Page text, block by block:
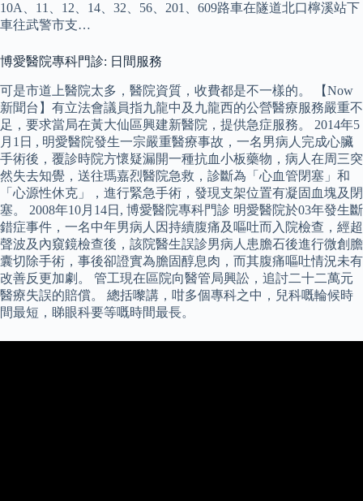
10A、11、12、14、32、56、201、609路車在隧道北口檸溪站下
車往武警市支…
博愛醫院專科門診: 日間服務
可是市道上醫院太多，醫院資質，收費都是不一樣的。 【Now
新聞台】有立法會議員指九龍中及九龍西的公營醫療服務嚴重不
足，要求當局在黃大仙區興建新醫院，提供急症服務。 2014年5
月1日 , 明愛醫院發生一宗嚴重醫療事故，一名男病人完成心臟
手術後，覆診時院方懷疑漏開一種抗血小板藥物，病人在周三突
然失去知覺，送往瑪嘉烈醫院急救，診斷為「心血管閉塞」和
「心源性休克」，進行緊急手術，發現支架位置有凝固血塊及閉
塞。 2008年10月14日, 博愛醫院專科門診 明愛醫院於03年發生斷
錯症事件，一名中年男病人因持續腹痛及嘔吐而入院檢查，經超
聲波及內窺鏡檢查後，該院醫生誤診男病人患膽石後進行微創膽
囊切除手術，事後卻證實為膽固醇息肉，而其腹痛嘔吐情況未有
改善反更加劇。 管工現在區院向醫管局興訟，追討二十二萬元
醫療失誤的賠償。 總括嚟講，咁多個專科之中，兒科嘅輪候時
間最短，睇眼科要等嘅時間最長。